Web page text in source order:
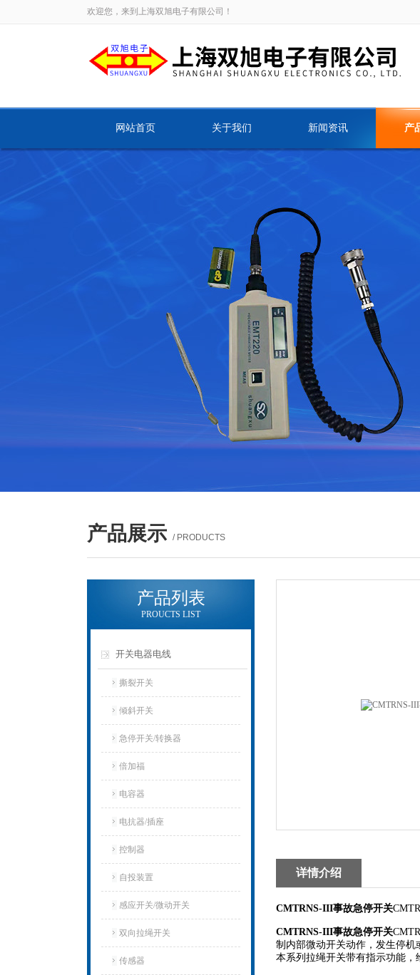
欢迎您，来到上海双旭电子有限公司！
网站首页 关于我们 新闻资讯 产
产品展示 / PRODUCTS
产品列表
PROUCTS LIST
开关电器电线
撕裂开关
倾斜开关
急停开关/转换器
倍加福
电容器
电抗器/插座
控制器
自投装置
感应开关/微动开关
双向拉绳开关
传感器
详情介绍
CMTRNS-III事故急停开关
CMTRNS-III事故急停开关
制内部微动开关动作，发生停机
本系列拉绳开关带有指示功能，